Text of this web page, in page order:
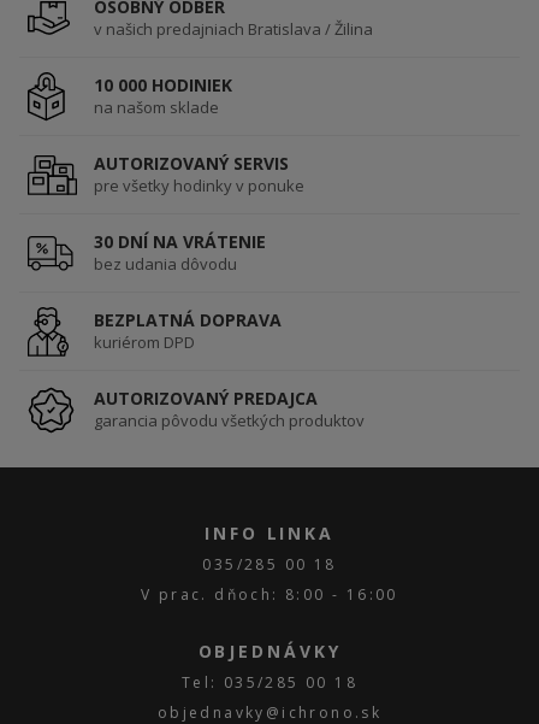
OSOBNÝ ODBER
v našich predajniach Bratislava / Žilina
10 000 HODINIEK
na našom sklade
AUTORIZOVANÝ SERVIS
pre všetky hodinky v ponuke
30 DNÍ NA VRÁTENIE
bez udania dôvodu
BEZPLATNÁ DOPRAVA
kuriérom DPD
AUTORIZOVANÝ PREDAJCA
garancia pôvodu všetkých produktov
INFO LINKA
035/285 00 18
V prac. dňoch: 8:00 - 16:00
OBJEDNÁVKY
Tel: 035/285 00 18
objednavky@ichrono.sk